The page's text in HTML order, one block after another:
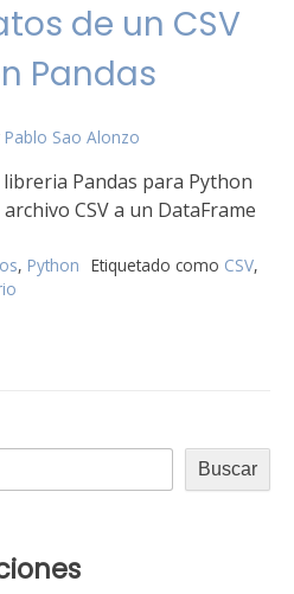
un
en
Pandas
de un CSV
Pandas
Pablo Sao Alonzo
Pandas para Python
CSV a un DataFrame
, Python Etiquetado como CSV,
Python
Buscar